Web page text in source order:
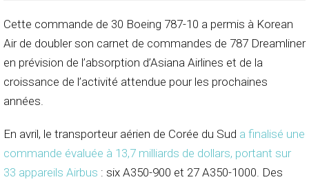
Cette commande de 30 Boeing 787-10 a permis à Korean
Air de doubler son carnet de commandes de 787 Dreamliner
en prévision de l’absorption d’Asiana Airlines et de la
croissance de l’activité attendue pour les prochaines
années.
En avril, le transporteur aérien de Corée du Sud a finalisé une
commande évaluée à 13,7 milliards de dollars, portant sur
33 appareils Airbus : six A350-900 et 27 A350-1000. Des